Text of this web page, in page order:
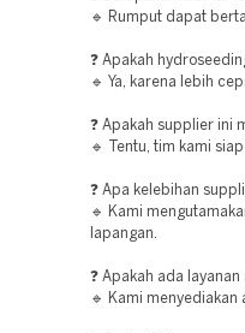
🔹 Rumput dapat
❓ Apakah
🔹 Ya, karena lebih
❓ Apakah supplier ini
🔹 Tentu, tim kami
❓ Apa kelebihan
🔹 Kami
lapangan.
❓ Apakah ada
🔹 Kami menyediakan